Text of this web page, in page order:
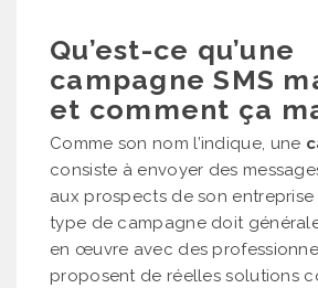
Qu’est-ce qu’une
campagne SMS
et comment ça
Comme son nom l’indique, une
consiste à envoyer des
aux prospects de son entreprise
type de campagne doit
en œuvre avec des
proposent de réelles solutions